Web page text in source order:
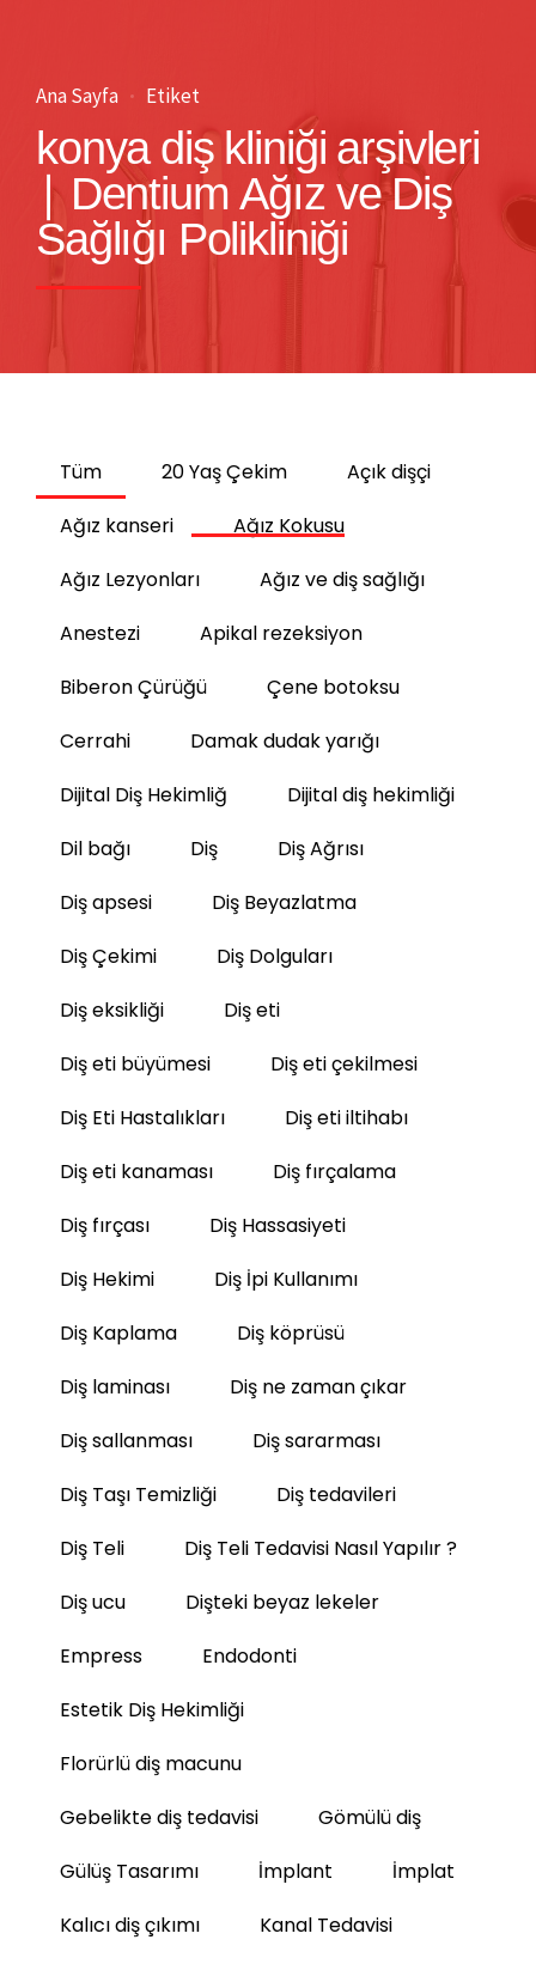
Ana Sayfa Etiket
konya diş kliniği arşivleri
| Dentium Ağız ve Diş
Sağlığı Polikliniği
Tüm 20 Yaş Çekim
Açık dişçi
Ağız kanseri
Ağız Kokusu
Ağız Lezyonları
Ağız ve diş sağlığı
Anestezi
Apikal rezeksiyon
Biberon Çürüğü
Çene botoksu
Cerrahi
Damak dudak yarığı
Dijital Diş Hekimliğ
Dijital diş hekimliği
Dil bağı
Diş
Diş Ağrısı
Diş apsesi
Diş Beyazlatma
Diş Çekimi
Diş Dolguları
Diş eksikliği
Diş eti
Diş eti büyümesi
Diş eti çekilmesi
Diş Eti Hastalıkları
Diş eti iltihabı
Diş eti kanaması
Diş fırçalama
Diş fırçası
Diş Hassasiyeti
Diş Hekimi
Diş İpi Kullanımı
Diş Kaplama
Diş köprüsü
Diş laminası
Diş ne zaman çıkar
Diş sallanması
Diş sararması
Diş Taşı Temizliği
Diş tedavileri
Diş Teli
Diş Teli Tedavisi Nasıl Yapılır ?
Diş ucu
Dişteki beyaz lekeler
Empress
Endodonti
Estetik Diş Hekimliği
Florürlü diş macunu
Gebelikte diş tedavisi
Gömülü diş
Gülüş Tasarımı
İmplant
İmplat
Kalıcı diş çıkımı
Kanal Tedavisi